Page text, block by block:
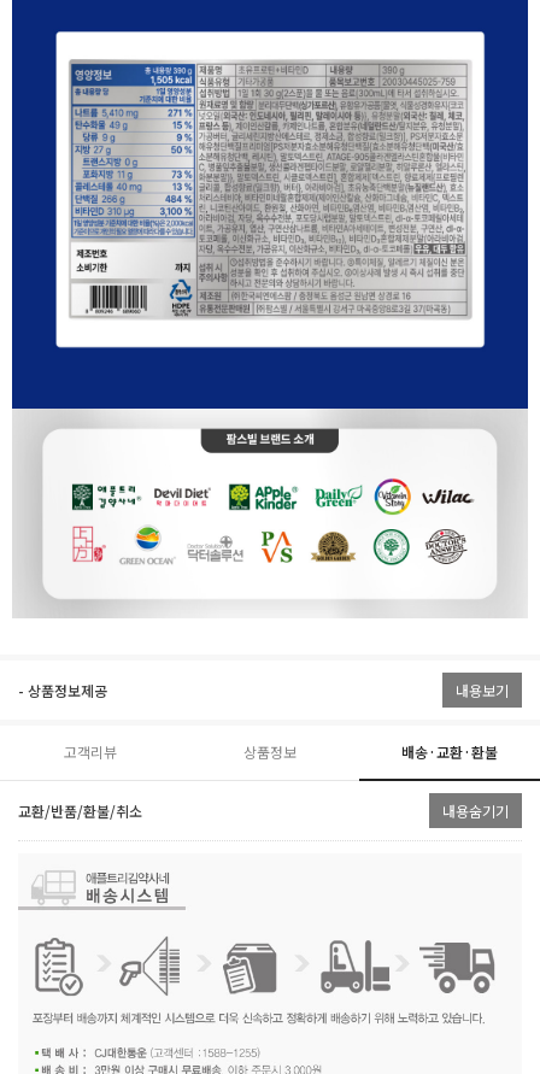
- 상품정보제공 내용보기
고객리뷰 상품정보 배송·교환·환불
교환/반품/환불/취소 내용숨기기